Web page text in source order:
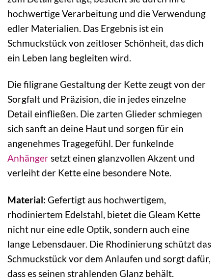
hochwertige Verarbeitung und die Verwendung
edler Materialien. Das Ergebnis ist ein
Schmuckstück von zeitloser Schönheit, das dich
ein Leben lang begleiten wird.
Die filigrane Gestaltung der Kette zeugt von der
Sorgfalt und Präzision, die in jedes einzelne
Detail einfließen. Die zarten Glieder schmiegen
sich sanft an deine Haut und sorgen für ein
angenehmes Tragegefühl. Der funkelnde
Anhängersetzt einen glanzvollen Akzent und
verleiht der Kette eine besondere Note.
Material: Gefertigt aus hochwertigem,
rhodiniertem Edelstahl, bietet die Gleam Kette
nicht nur eine edle Optik, sondern auch eine
lange Lebensdauer. Die Rhodinierung schützt das
Schmuckstück vor dem Anlaufen und sorgt dafür,
dass es seinen strahlenden Glanz behält.